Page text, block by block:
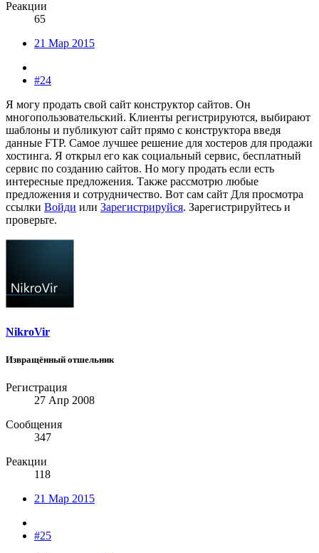
Реакции
65
21 Мар 2015
#24
Я могу продать свой сайт конструктор сайтов. Он
многопользовательский. Клиенты регистрируются, выбирают
шаблоны и публикуют сайт прямо с конструктора введя
данные FTP. Самое лучшее решение для хостеров для продажи
хостинга. Я открыл его как социальный сервис, бесплатный
сервис по созданию сайтов. Но могу продать если есть
интересные предложения. Также рассмотрю любые
предложения и сотрудничество. Вот сам сайт Для просмотра
ссылки Войди или Зарегистрируйся. Зарегистрируйтесь и
проверьте.
NikroVir
Извращённый отшельник
Регистрация
27 Апр 2008
Сообщения
347
Реакции
118
21 Мар 2015
#25